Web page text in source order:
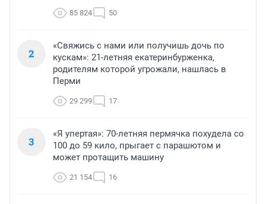
85 824 50
2
«Свяжись с нами или получишь дочь по
кускам»: 21-летняя екатеринбурженка,
родителям которой угрожали, нашлась в
Перми
29 299 17
3
«Я упертая»: 70-летняя пермячка похудела со
100 до 59 кило, прыгает с парашютом и
может протащить машину
21 154 16